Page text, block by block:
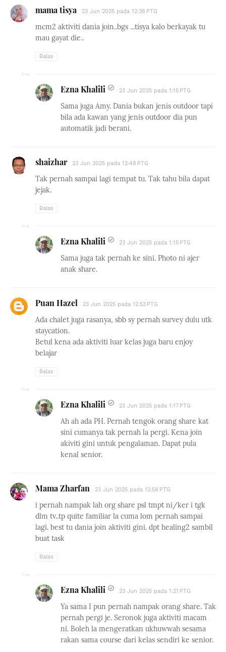
mama tisya 23 Jun 2025 pada 12:36 PTG
mcm2 aktiviti dania join..bgs ...tisya kalo berkayak tu
mau gayat die..
Balas
Ezna Khalili 23 Jun 2025 pada 1:15 PTG
Sama juga Amy. Dania bukan jenis outdoor tapi
bila ada kawan yang jenis outdoor dia pun
automatik jadi berani.
shaizhar 23 Jun 2025 pada 12:48 PTG
Tak pernah sampai lagi tempat tu. Tak tahu bila dapat
jejak.
Balas
Ezna Khalili 23 Jun 2025 pada 1:15 PTG
Sama juga tak pernah ke sini. Photo ni ajer
anak share.
Puan Hazel 23 Jun 2025 pada 12:53 PTG
Ada chalet juga rasanya, sbb sy pernah survey dulu utk
staycation.
Betul kena ada aktiviti luar kelas juga baru enjoy
belajar
Balas
Ezna Khalili 23 Jun 2025 pada 1:17 PTG
Ah ah ada PH. Pernah tengok orang share kat
sini cumanya tak pernah la pergi. Kena join
akiviti gini untuk pengalaman. Dapat pula
kenal senior.
Mama Zharfan 23 Jun 2025 pada 12:58 PTG
i pernah nampak lah org share psl tmpt ni/ker i tgk
dlm tv..tp quite familiar la cuma lom pernah sampai
lagi. best tu dania join aktiviti gini. dpt healing2 sambil
buat task
Balas
Ezna Khalili 23 Jun 2025 pada 1:21 PTG
Ya sama I pun pernah nampak orang share. Tak
pernah pergi je. Seronok juga aktiviti macam
ni. Boleh la mengeratkan ukhuwwah sesama
rakan sama course dari kelas sendiri ke senior.